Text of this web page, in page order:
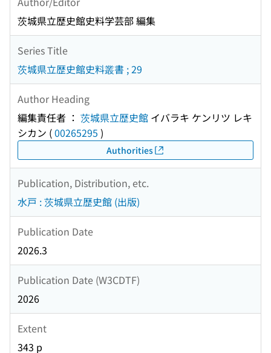
茨城県立歴史館史料学芸部 編集
Series Title
茨城県立歴史館史料叢書 ; 29
Author Heading
編集責任者 ： 茨城県立歴史館 イバラキ ケンリツ レキ
シカン (00265295 )
Authorities
Publication, Distribution, etc.
水戸 : 茨城県立歴史館 (出版)
Publication Date
2026.3
Publication Date (W3CDTF)
2026
Extent
343 p